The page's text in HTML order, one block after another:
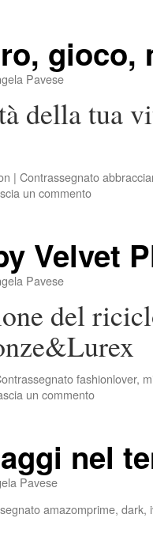
Pavese
della tua
| Contrassegnato
un commento
Velvet
Pavese
del
fashionlover,
un commento
nel
Pavese
amazomprime, dark,